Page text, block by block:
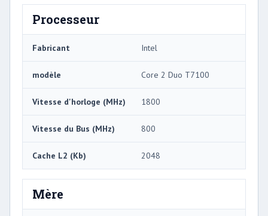
Processeur
Fabricant Intel
modèle Core 2 Duo T7100
Vitesse d'horloge (MHz) 1800
Vitesse du Bus (MHz) 800
Cache L2 (Kb) 2048
Mère